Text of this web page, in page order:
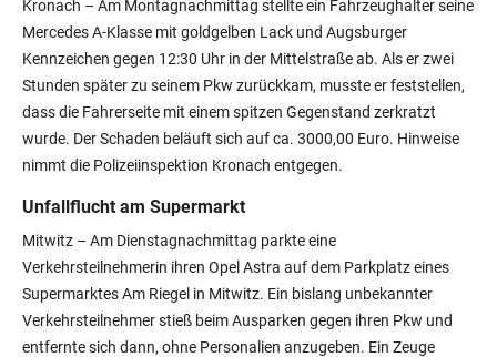
Kronach – Am Montagnachmittag stellte ein Fahrzeughalter seine
Mercedes A-Klasse mit goldgelben Lack und Augsburger
Kennzeichen gegen 12:30 Uhr in der Mittelstraße ab. Als er zwei
Stunden später zu seinem Pkw zurückkam, musste er feststellen,
dass die Fahrerseite mit einem spitzen Gegenstand zerkratzt
wurde. Der Schaden beläuft sich auf ca. 3000,00 Euro. Hinweise
nimmt die Polizeiinspektion Kronach entgegen.
Unfallflucht am Supermarkt
Mitwitz – Am Dienstagnachmittag parkte eine
Verkehrsteilnehmerin ihren Opel Astra auf dem Parkplatz eines
Supermarktes Am Riegel in Mitwitz. Ein bislang unbekannter
Verkehrsteilnehmer stieß beim Ausparken gegen ihren Pkw und
entfernte sich dann, ohne Personalien anzugeben. Ein Zeuge